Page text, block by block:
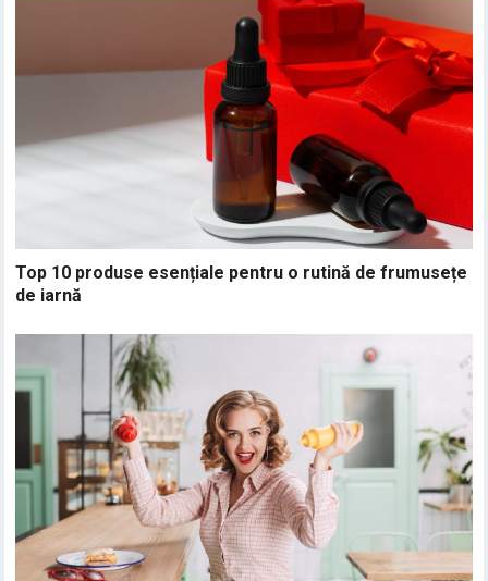
Top 10 produse esențiale pentru o rutină de frumusețe
de iarnă